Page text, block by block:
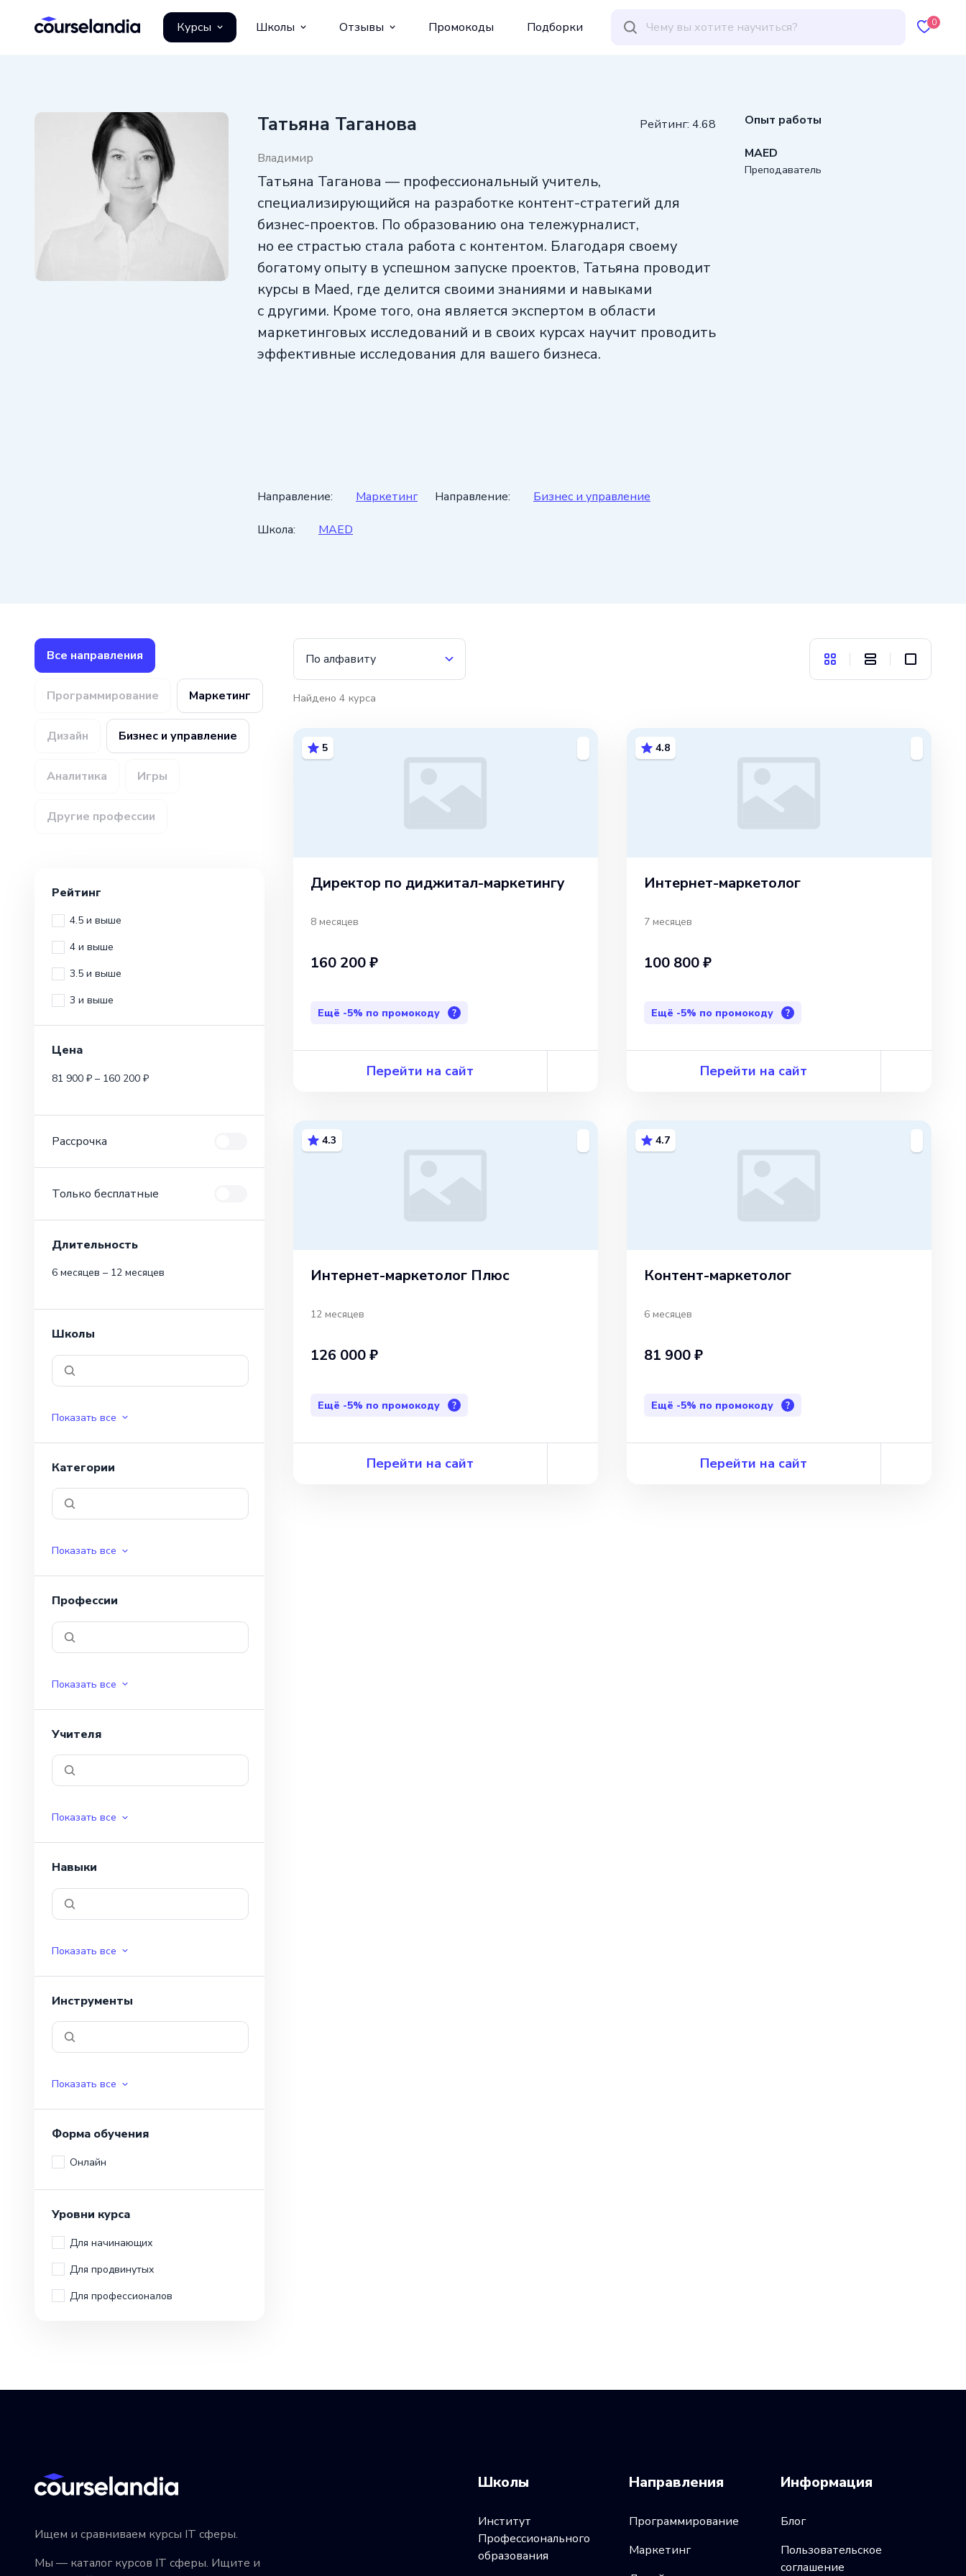
Курсы Школы Отзывы Промокоды Подборки 0
Татьяна Таганова Рейтинг: 4.68
Владимир
Татьяна Таганова — профессиональный учитель,
специализирующийся на разработке контент-стратегий для
бизнес-проектов. По образованию она тележурналист,
но ее страстью стала работа с контентом. Благодаря своему
богатому опыту в успешном запуске проектов, Татьяна проводит
курсы в Maed, где делится своими знаниями и навыками
с другими. Кроме того, она является экспертом в области
маркетинговых исследований и в своих курсах научит проводить
эффективные исследования для вашего бизнеса.
Направление: Маркетинг Направление: Бизнес и управление
Школа: MAED
Опыт работы
MAED
Преподаватель
По алфавиту
Найдено 4 курса
5
Директор по диджитал-маркетингу
8 месяцев
160 200 ₽
Ещё -5% по промокоду ?
Перейти на сайт
4.8
Интернет-маркетолог
7 месяцев
100 800 ₽
Ещё -5% по промокоду ?
Перейти на сайт
4.3
Интернет-маркетолог Плюс
12 месяцев
126 000 ₽
Ещё -5% по промокоду ?
Перейти на сайт
4.7
Контент-маркетолог
6 месяцев
81 900 ₽
Ещё -5% по промокоду ?
Перейти на сайт
Все направления
Программирование Маркетинг
Дизайн Бизнес и управление
Аналитика Игры
Другие профессии
Рейтинг
4.5 и выше
4 и выше
3.5 и выше
3 и выше
Цена
81 900 ₽ – 160 200 ₽
Рассрочка
Только бесплатные
Длительность
6 месяцев – 12 месяцев
Школы
Показать все
Категории
Показать все
Профессии
Показать все
Учителя
Показать все
Навыки
Показать все
Инструменты
Показать все
Форма обучения
Онлайн
Уровни курса
Для начинающих
Для продвинутых
Для профессионалов
Ищем и сравниваем курсы IT сферы.
Мы — каталог курсов IT сферы. Ищите и
Школы
Институт
Профессионального
образования
Направления
Программирование
Маркетинг
Информация
Блог
Пользовательское
соглашение